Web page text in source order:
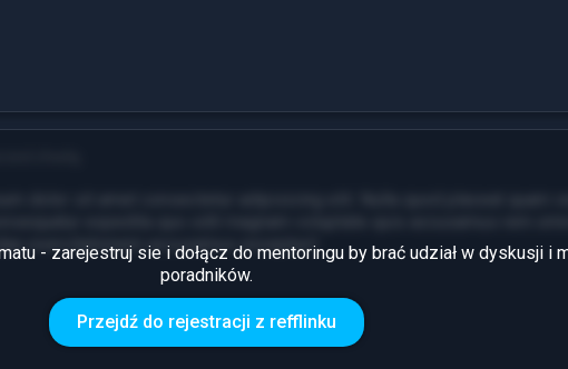
exercitationem accusamus excepturi!
- zarejestruj sie i dołącz do mentoringu by brać udział w dyskusji i
poradników.
Przejdź do rejestracji z refflinku